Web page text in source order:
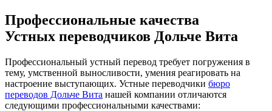
Профессиональные качества
Устных переводчиков Дольче Вита
Профессиональный устный перевод требует погружения в
тему, умственной выносливости, умения реагировать на
настроение выступающих. Устные переводчики бюро
переводов Дольче Вита нашей компании отличаются
следующими профессиональными качествами: